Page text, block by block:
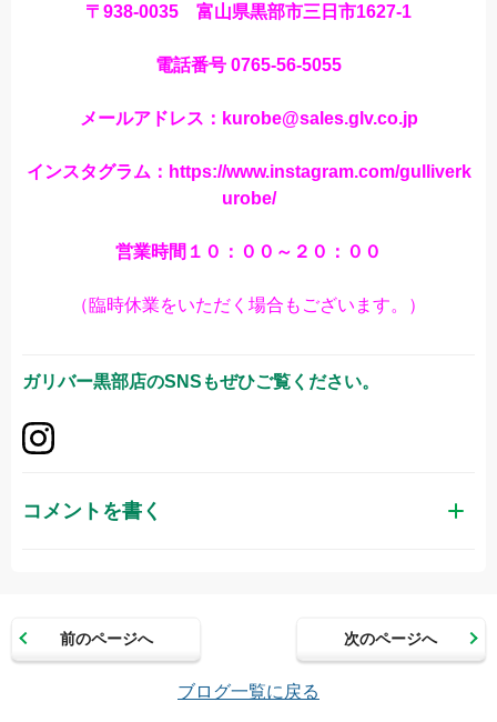
〒938-0035 富山県黒部市三日市1627-1
電話番号 0765-56-5055
メールアドレス：kurobe@sales.glv.co.jp
インスタグラム：https://www.instagram.com/gulliverk
urobe/
営業時間１０：００～２０：００
（臨時休業をいただく場合もございます。）
ガリバー黒部店のSNSもぜひご覧ください。
コメントを書く
メールアドレス（半角英数）
前のページへ 次のページへ
ブログ一覧に戻る